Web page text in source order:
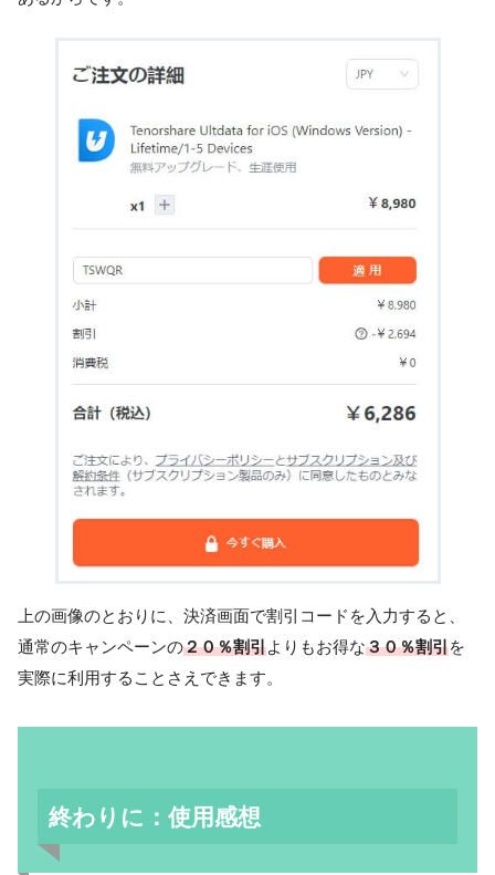
上の画像のとおりに、決済画面で割引コードを入力すると、
通常のキャンペーンの２０％割引よりもお得な３０％割引を
実際に利用することさえできます。
終わりに：使用感想